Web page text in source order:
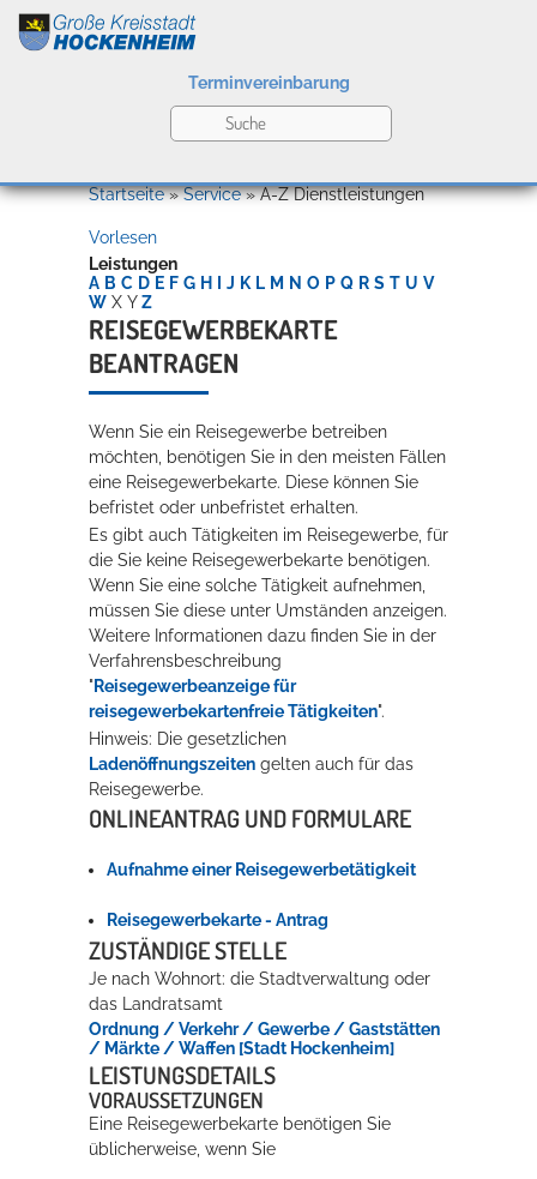
Kultur
Bildung
Wirtschaft
Rathaus
Service
Terminvereinbarung
Konzerte, Tagungen und vieles mehr
Die Stadthalle Hockenheim bietet den perfekten Standort für Events
Erleben in Hockenheim
Startseite»Service»A-Z Dienstleistungen
Vorlesen
Leistungen
A B C D E F G H J K L M N O P Q R S T U V
W X Y Z
REISEGEWERBEKARTE
BEANTRAGEN
Wenn Sie ein Reisegewerbe betreiben
möchten, benötigen Sie in den meisten Fällen
eine Reisegewerbekarte. Diese können Sie
befristet oder unbefristet erhalten.
Es gibt auch Tätigkeiten im Reisegewerbe, für
die Sie keine Reisegewerbekarte benötigen.
Wenn Sie eine solche Tätigkeit aufnehmen,
müssen Sie diese unter Umständen anzeigen.
Weitere Informationen dazu finden Sie in der
Verfahrensbeschreibung
"Reisegewerbeanzeige für
reisegewerbekartenfreie Tätigkeiten".
Hinweis: Die gesetzlichen
Ladenöffnungszeiten gelten auch für das
Reisegewerbe.
ONLINEANTRAG UND FORMULARE
Aufnahme einer Reisegewerbetätigkeit
Reisegewerbekarte - Antrag
ZUSTÄNDIGE STELLE
Je nach Wohnort: die Stadtverwaltung oder
das Landratsamt
Ordnung / Verkehr / Gewerbe / Gaststätten
/ Märkte / Waffen [Stadt Hockenheim]
LEISTUNGSDETAILS
VORAUSSETZUNGEN
Eine Reisegewerbekarte benötigen Sie
üblicherweise, wenn Sie